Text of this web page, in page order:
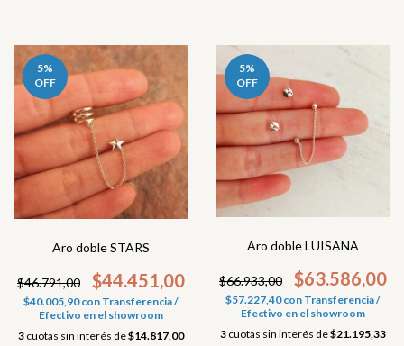
5%
OFF
Aro doble STARS
$46.791,00 $44.451,00
$40.005,90con Transferencia /
Efectivo en el showroom
3 cuotas sin interés de$14.817,00
5%
OFF
Aro doble LUISANA
$66.933,00 $63.586,00
$57.227,40con Transferencia /
Efectivo en el showroom
3 cuotas sin interés de$21.195,33